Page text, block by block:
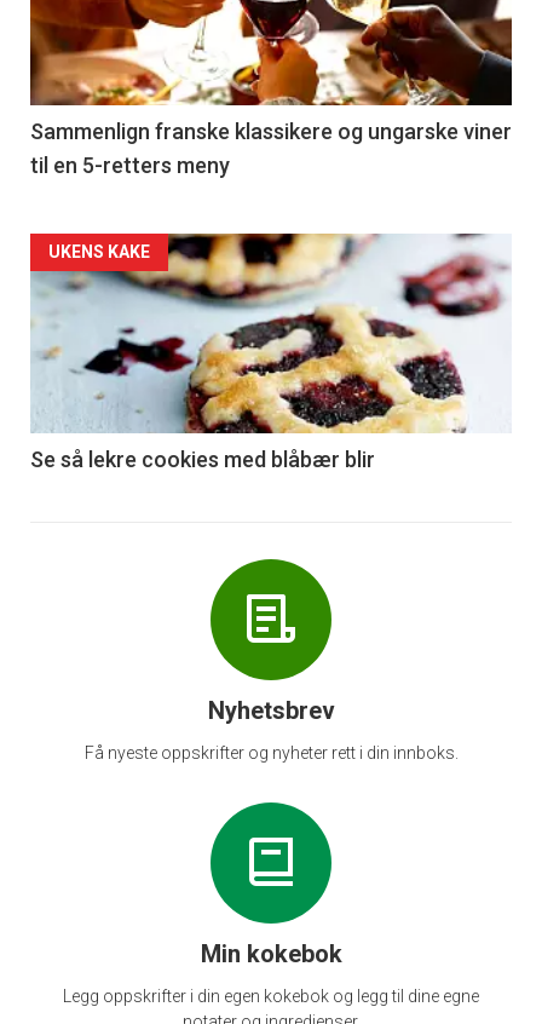
nå
-
5
Sammenlign franske klassikere og ungarske viner
til en 5-retters meny
Forsiden
akkurat
nå
6
UKENS KAKE
Se så lekre cookies med blåbær blir
Nyhetsbrev
Få nyeste oppskrifter og nyheter rett i din innboks.
Min kokebok
Legg oppskrifter i din egen kokebok og legg til dine egne